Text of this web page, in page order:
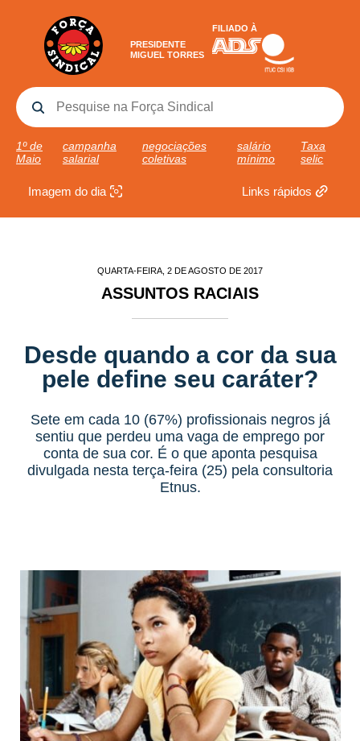
PRESIDENTE
MIGUEL TORRES
FILIADO À
1º de
Maio
campanha
salarial
negociações
coletivas
salário
mínimo
Taxa
selic
Imagem do dia Links rápidos
QUARTA-FEIRA, 2 DE AGOSTO DE 2017
ASSUNTOS RACIAIS
Desde quando a cor da sua
pele define seu caráter?
Sete em cada 10 (67%) profissionais negros já
sentiu que perdeu uma vaga de emprego por
conta de sua cor. É o que aponta pesquisa
divulgada nesta terça-feira (25) pela consultoria
Etnus.